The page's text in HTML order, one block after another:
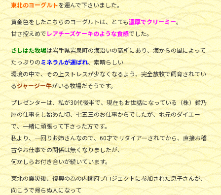
東北のヨーグルトを運んで下さいました。
黄金色をしたこちらのヨーグルトは、とても濃厚でクリーミー。
甘さ控えめでレアチーズケーキのような食感でした。
さしはた牧場は岩手県岩泉町の海沿いの高所にあり、海からの風によって
たっぷりのミネラルが運ばれ、素晴らしい
環境の中で、その上ストレスが少なくなるよう、完全放牧で飼育されてい
るジャージー牛がいる牧場だそうです。
プレゼンターは、私が30代後半で、現在もお世話になっている（株）鈴乃
屋の仕事をし始めた頃、七五三のお仕事からでしたが、地元のダイエー
で、一緒に頑張って下さった方です。
私より、一回りお姉さんなので、60才でリタイアーされてから、直接お稽
古やお仕事での関係は無くなりましたが、
何かしらお付き合いが続いています。
東北の震災後、復興の為の内閣府プロジェクトに参加された息子さんが、
向こうで帰らぬ人になって